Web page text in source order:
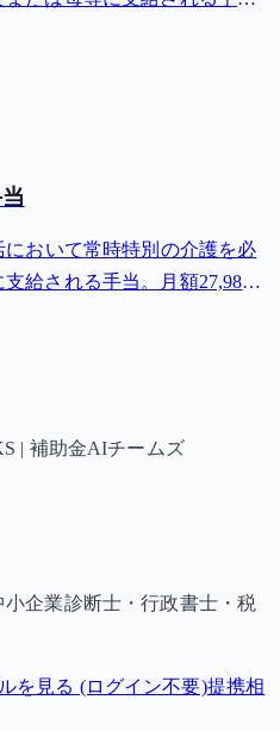
おいて常時特別の介護を必
給される手当。月額27,980
| 補助金AIチームズ
企業診断士・行政書士・税
を見る (ログイン不要)提携相